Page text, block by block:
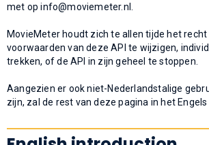
met opinfo@moviemeter.nl
MovieMeter houdt zich te allen tijde het recht
voorwaarden van deze API te wijzigen,
trekken, of de API in zijn geheel te stoppen.
Aangezien er ook niet-Nederlandstalige
zijn, zal de rest van deze pagina in het Engels